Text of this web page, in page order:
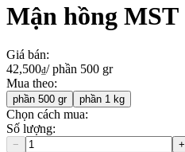
Mận hồng MST
Giá bán:
42,500₫/ phần 500 gr
Mua theo:
phần 500 gr phần 1 kg
Chọn cách mua:
Số lượng:
− +